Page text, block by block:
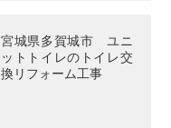
宮城県多賀城市 ユニ
ットトイレのトイレ交
換リフォーム工事